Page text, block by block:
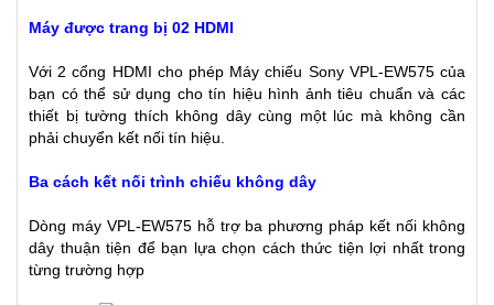
Máy được trang bị 02 HDMI
Với 2 cổng HDMI cho phép Máy chiếu Sony VPL-EW575 của
bạn có thể sử dụng cho tín hiệu hình ảnh tiêu chuẩn và các
thiết bị tường thích không dây cùng một lúc mà không cần
phải chuyển kết nối tín hiệu.
Ba cách kết nối trình chiếu không dây
Dòng máy VPL-EW575 hỗ trợ ba phương pháp kết nối không
dây thuận tiện để bạn lựa chọn cách thức tiện lợi nhất trong
từng trường hợp